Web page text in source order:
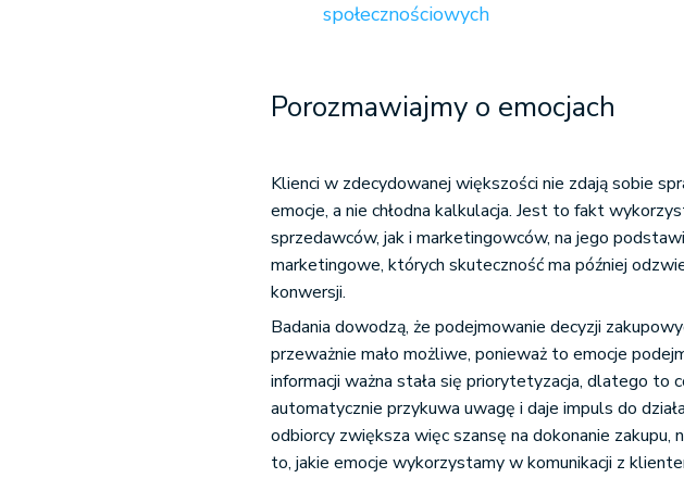
społecznościowych
Porozmawiajmy o emocjach
Klienci w zdecydowanej większości nie zdają sobie
emocje, a nie chłodna kalkulacja. Jest to fakt
sprzedawców, jak i marketingowców, na jego
marketingowe, których skuteczność ma później
konwersji.
Badania dowodzą, że podejmowanie decyzji
przeważnie mało możliwe, ponieważ to emocje
informacji ważna stała się priorytetyzacja, dlatego to
automatycznie przykuwa uwagę i daje impuls do
odbiorcy zwiększa więc szansę na dokonanie zakupu,
to, jakie emocje wykorzystamy w komunikacji z